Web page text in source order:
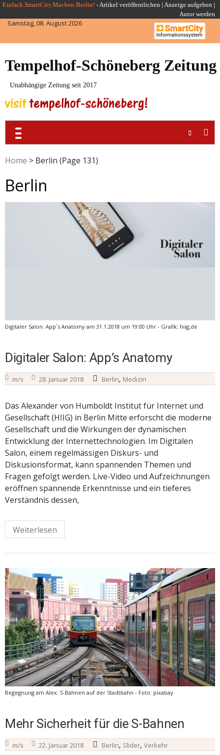
Skip
to
content
Einfach.SmartCity.Machen:Berlin! -Artikel veröffentlichen | Anzeige aufgeben |
Autor werden
Samstag, 08. August 2026
Tempelhof-Schöneberg Zeitung
Unabhängige Zeitung seit 2017
Home > Berlin (Page 131)
Berlin
Digitaler Salon: App´s Anatomy am 31.1.2018 um 19:00 Uhr - Grafik: hiig,de
Digitaler Salon: App’s Anatomy
m/s 28. Januar 2018 Berlin, Medizin
Das Alexander von Humboldt Institut für Internet und
Gesellschaft (HIIG) in Berlin Mitte erforscht die moderne
Gesellschaft und die Wirkungen der dynamischen
Entwicklung der Internettechnologien. Im Digitalen
Salon, einem regelmässigen Diskurs- und
Diskusionsformat, kann spannenden Themen und
Fragen gefolgt werden. Live-Video und Aufzeichnungen
eröffnen spannende Erkenntnisse und ein tieferes
Verständnis dessen,
Weiterlesen
Begegnung am Alex: S-Bahnen auf der Stadtbahn - Foto: pixabay
Mehr Sicherheit für die S-Bahnen
m/s 22. Januar 2018 Berlin, Slider, Verkehr